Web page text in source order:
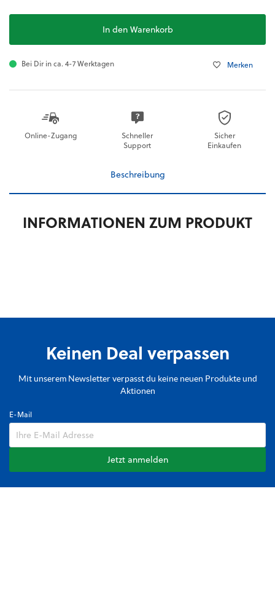
In den Warenkorb
Bei Dir in ca. 4-7 Werktagen Merken
Online-Zugang
Schneller
Support
Sicher
Einkaufen
Beschreibung
INFORMATIONEN ZUM PRODUKT
Keinen Deal verpassen
Mit unserem Newsletter verpasst du keine neuen Produkte und
Aktionen
E-Mail
Jetzt anmelden